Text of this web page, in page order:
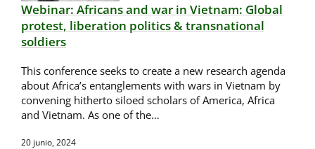
Webinar: Africans and war in Vietnam: Global
protest, liberation politics & transnational
soldiers
This conference seeks to create a new research agenda
about Africa’s entanglements with wars in Vietnam by
convening hitherto siloed scholars of America, Africa
and Vietnam. As one of the…
20 junio, 2024